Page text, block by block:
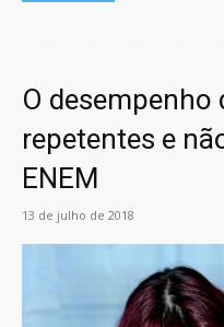
O desempenho
repetentes e
ENEM
13 de julho de 2018